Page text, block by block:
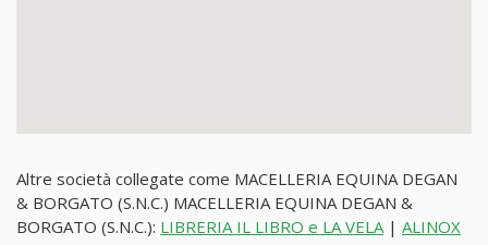
Altre società collegate come MACELLERIA EQUINA DEGAN
& BORGATO (S.N.C.) MACELLERIA EQUINA DEGAN &
BORGATO (S.N.C.): LIBRERIA IL LIBRO e LA VELA| ALINOX